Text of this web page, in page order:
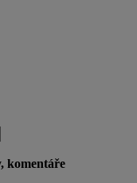
komentáře